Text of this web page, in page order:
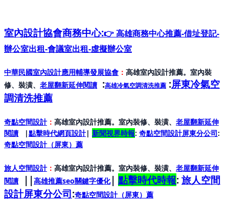
室內設計協會商務中心:👉 高雄商務中心推薦-借址登記-
辦公室出租-會議室出租-虛擬辦公室
中華民國室內設計應用輔導發展協會 ： 高雄室內設計推薦。室內裝
修、裝潢、 老屋翻新延伸閱讀 :高雄冷氣空調清洗推薦 :屏東冷氣空
調清洗推薦
奇點空間設計： 高雄室內設計推薦。室內裝修、裝潢、 老屋翻新延伸
閱讀 |點擊時代網頁設計| 新聞視界時報: 奇點空間設計屏東分公司:
奇點空間設計（屏東） 薦
旅人空間設計： 高雄室內設計推薦。室內裝修、裝潢、 老屋翻新延伸
閱讀
||高雄推薦seo關鍵字優化| 點擊時代時報: 旅人空間
設計屏東分公司:奇點空間設計（屏東） 薦